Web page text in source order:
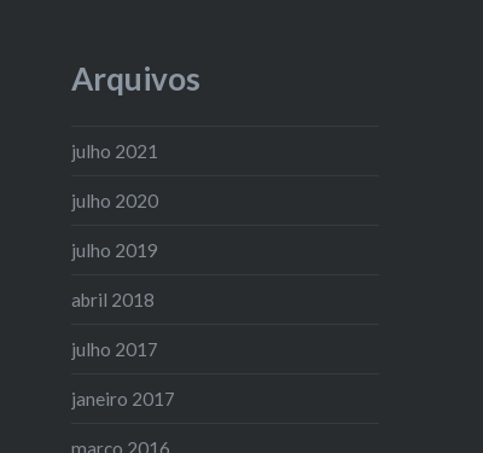
Arquivos
julho 2021
julho 2020
julho 2019
abril 2018
julho 2017
janeiro 2017
março 2016